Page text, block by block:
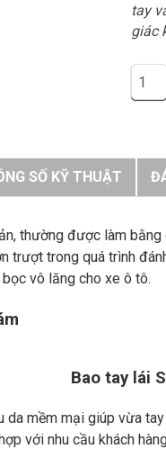
tay
giác
Bao
tay
xám
SỐ KỸ THUẬT
thường được làm
trượt trong quá trình
vô lăng cho xe ô tô.
Bao tay lái
da mềm mại giúp vừa
với nhu cầu khách